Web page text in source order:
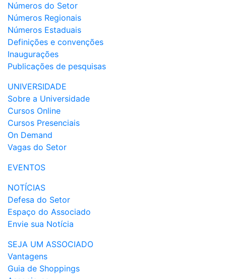
Números do Setor
Números Regionais
Números Estaduais
Definições e convenções
Inaugurações
Publicações de pesquisas
UNIVERSIDADE
Sobre a Universidade
Cursos Online
Cursos Presenciais
On Demand
Vagas do Setor
EVENTOS
NOTÍCIAS
Defesa do Setor
Espaço do Associado
Envie sua Notícia
SEJA UM ASSOCIADO
Vantagens
Guia de Shoppings